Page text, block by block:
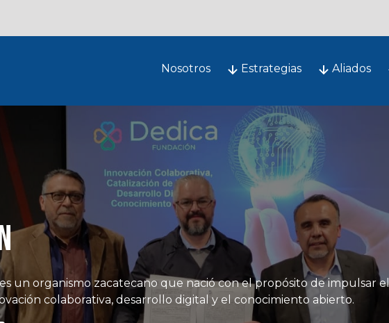
Nosotros Estrategias Aliados
Innovation Lab
Catalización de Talento, Desarrollo Digital y Conocimiento Abierto